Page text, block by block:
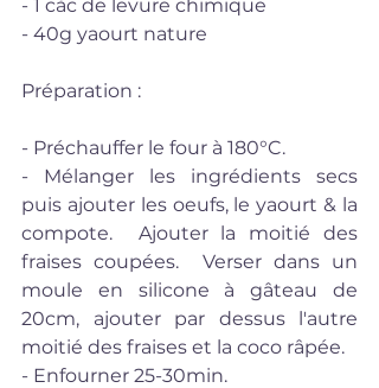
- 1 càc de levure chimique
- 40g yaourt nature
Préparation :
- Préchauffer le four à 180°C.
- Mélanger les ingrédients secs
puis ajouter les oeufs, le yaourt & la
compote.  Ajouter la moitié des
fraises coupées.  Verser dans un
moule en silicone à gâteau de
20cm, ajouter par dessus l'autre
moitié des fraises et la coco râpée.
- Enfourner 25-30min.